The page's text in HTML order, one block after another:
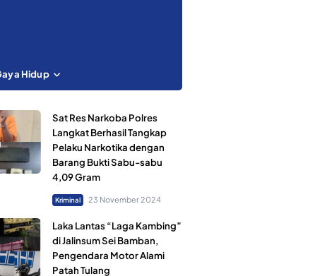
Hidup
Sat Res Narkoba Polres
Langkat Berhasil Tangkap
Pelaku Narkotika dengan
Barang Bukti Sabu-sabu
4,09 Gram
Kriminal 23 November 2024
Laka Lantas “Laga Kambing”
di Jalinsum Sei Bamban,
Pengendara Motor Alami
Patah Tulang